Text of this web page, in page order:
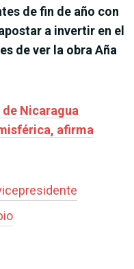
de fin de año con
a invertir en el
de ver la obra Aña
Nicaragua
afirma